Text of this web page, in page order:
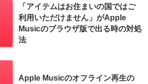
「アイテムはお住まいの国ではご
利用いただけません」がApple
Musicのブラウザ版で出る時の対処
法
Apple Musicのオフライン再生の